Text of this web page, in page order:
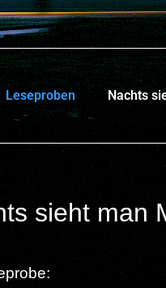
Leseproben Nachts
sieht man